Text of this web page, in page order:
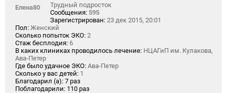
Елена80
Трудный подросток
Сообщения: 595
Зарегистрирован: 23 дек 2015, 20:01
Пол: Женский
Сколько попыток ЭКО: 2
Стаж бесплодия: 6
В каких клиниках проводилось лечение: НЦАГиП им. Кулакова,
Ава-Петер
Где было удачное ЭКО: Ава-Петер
Сколько у вас детей: 1
Благодарил (а): 7 раз
Поблагодарили: 110 раз